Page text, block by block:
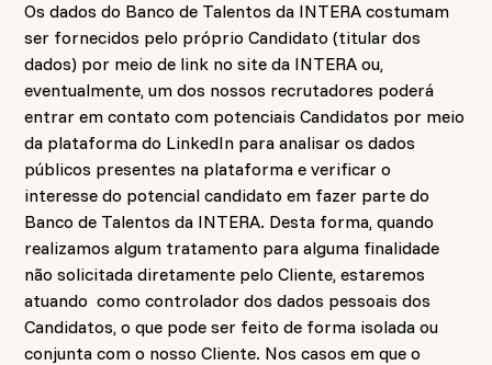
Os dados do Banco de Talentos da INTERA costumam
ser fornecidos pelo próprio Candidato (titular dos
dados) por meio de link no site da INTERA ou,
eventualmente, um dos nossos recrutadores poderá
entrar em contato com potenciais Candidatos por meio
da plataforma do LinkedIn para analisar os dados
públicos presentes na plataforma e verificar o
interesse do potencial candidato em fazer parte do
Banco de Talentos da INTERA. Desta forma, quando
realizamos algum tratamento para alguma finalidade
não solicitada diretamente pelo Cliente, estaremos
atuando como controlador dos dados pessoais dos
Candidatos, o que pode ser feito de forma isolada ou
conjunta com o nosso Cliente. Nos casos em que o